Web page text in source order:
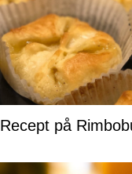
Recept på